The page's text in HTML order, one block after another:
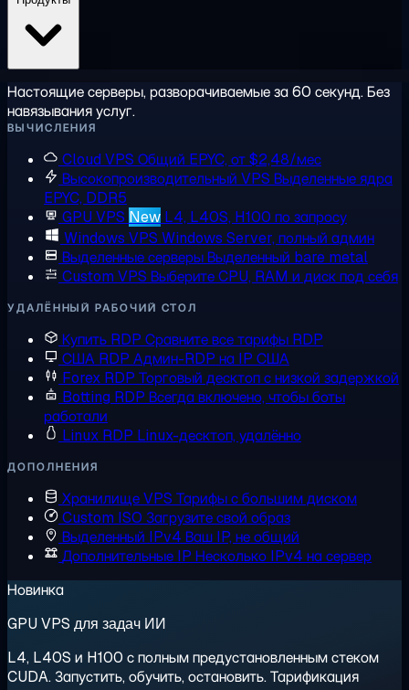
Настоящие серверы, разворачиваемые за 60 секунд. Без
навязывания услуг.
ВЫЧИСЛЕНИЯ
Cloud VPS Общий EPYC, от $2,48/мес
Высокопроизводительный VPS Выделенные ядра
EPYC, DDR5
GPU VPS New L4, L40S, H100 по запросу
Windows VPS Windows Server, полный админ
Выделенные серверыВыделенный bare metal
Custom VPS Выберите CPU, RAM и диск под себя
УДАЛЁННЫЙ РАБОЧИЙ СТОЛ
Купить RDP Сравните все тарифы RDP
США RDP Админ-RDP на IP США
Forex RDP Торговый десктоп с низкой задержкой
Botting RDP Всегда включено, чтобы боты
работали
Linux RDP Linux-десктоп, удалённо
ДОПОЛНЕНИЯ
Хранилище VPS Тарифы с большим диском
Custom ISO Загрузите свой образ
Выделенный IPv4 Ваш IP, не общий
Дополнительные IP Несколько IPv4 на сервер
Новинка
GPU VPS для задач ИИ
L4, L40S и H100 с полным предустановленным стеком
CUDA. Запустить, обучить, остановить. Тарификация